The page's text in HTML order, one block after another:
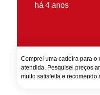
há 4 anos
Comprei uma cadeira para o
atendida. Pesquisei preços
muito satisfeita e recomendo